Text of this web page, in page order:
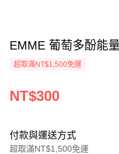
EMME 葡萄多酚能
超取滿NT$1,500免運
NT$300
付款與運送方式
超取滿NT$1,500免運